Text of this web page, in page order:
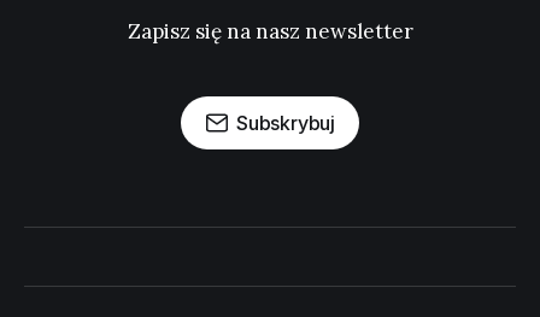
Zapisz się na nasz newsletter
Subskrybuj